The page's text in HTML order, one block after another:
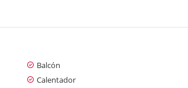
Balcón
Calentador